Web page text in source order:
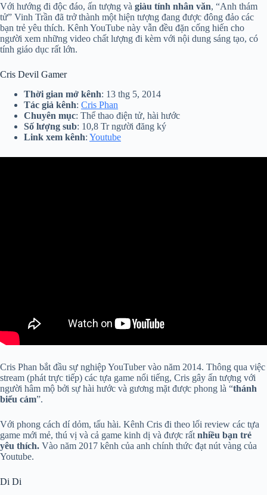
Với hướng đi độc đáo, ấn tượng và giàu tính nhân văn, “Anh thám
tử” Vinh Trần đã trở thành một hiện tượng đang được đông đảo các
bạn trẻ yêu thích. Kênh YouTube này vẫn đều đặn cống hiến cho
người xem những video chất lượng đi kèm với nội dung sáng tạo, có
tính giáo dục rất lớn.
Cris Devil Gamer
Thời gian mở kênh: 13 thg 5, 2014
Tác giả kênh: Cris Phan
Chuyên mục: Thể thao điện tử, hài hước
Số lượng sub: 10,8 Tr người đăng ký
Link xem kênh: Youtube
Cris Phan bắt đầu sự nghiệp YouTuber vào năm 2014. Thông qua việc
stream (phát trực tiếp) các tựa game nổi tiếng, Cris gây ấn tượng với
người hâm mộ bởi sự hài hước và gương mặt được phong là “thánh
biểu cảm”.
Với phong cách dí dỏm, tấu hài. Kênh Cris đi theo lối review các tựa
game mới mẻ, thú vị và cả game kinh dị và được rất nhiều bạn trẻ
yêu thích. Vào năm 2017 kênh của anh chính thức đạt nút vàng của
Youtube.
Di Di